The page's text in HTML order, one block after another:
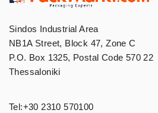
Sindos Industrial Area
NB1A Street, Block 47, Zone C
P.O. Box 1325, Postal Code 570 22
Thessaloniki
Tel:+30 2310 570100